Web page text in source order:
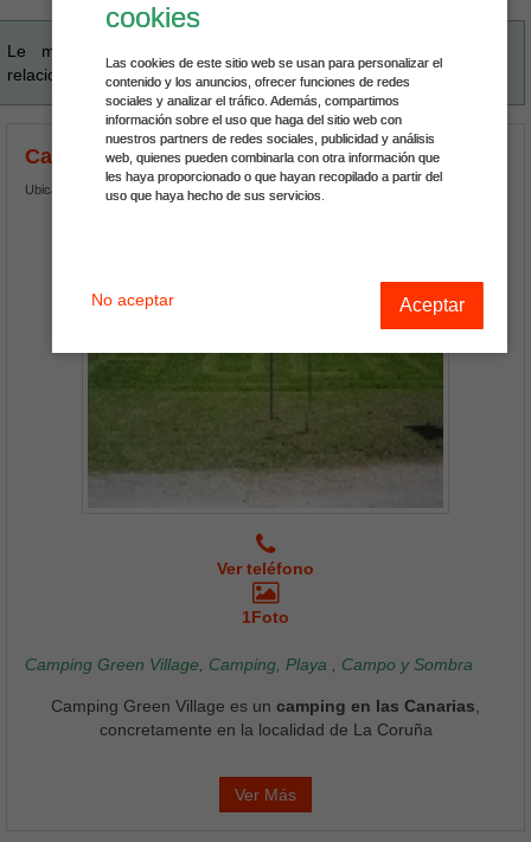
Le mostramos los mejores lugares que ofrecen servicios
relacionados con los
bungalows y campings en las Canarias
Camping Green Village
Ubicado en La Coruña
Ver teléfono
1Foto
Camping Green Village, Camping, Playa , Campo y Sombra
Camping Green Village es un camping en las Canarias
concretamente en la localidad de La Coruña
Ver Más
cookies
Las cookies de este sitio web se usan para personalizar el
contenido y los anuncios, ofrecer funciones de redes
sociales y analizar el tráfico. Además, compartimos
información sobre el uso que haga del sitio web con
nuestros partners de redes sociales, publicidad y análisis
web, quienes pueden combinarla con otra información que
les haya proporcionado o que hayan recopilado a partir del
uso que haya hecho de sus servicios.
No aceptar Aceptar